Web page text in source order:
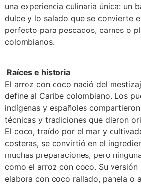
una experiencia culinaria única: un
dulce y lo salado que se convierte
perfecto para pescados, carnes o
colombianos.
️ Raíces e historia
El arroz con coco nació del
define al Caribe colombiano. Los
indígenas y españoles
técnicas y tradiciones que dieron
El coco, traído por el mar y
costeras, se convirtió en el
muchas preparaciones, pero
como el arroz con coco. Su versión
elabora con coco rallado, panela o